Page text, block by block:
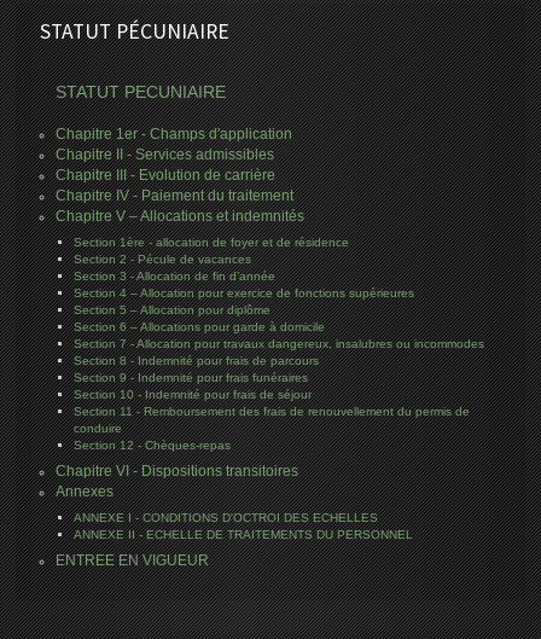
STATUT PÉCUNIAIRE
STATUT PECUNIAIRE
Chapitre 1er - Champs d'application
Chapitre II - Services admissibles
Chapitre III - Evolution de carrière
Chapitre IV - Paiement du traitement
Chapitre V – Allocations et indemnités
Section 1ère - allocation de foyer et de résidence
Section 2 - Pécule de vacances
Section 3 - Allocation de fin d’année
Section 4 – Allocation pour exercice de fonctions supérieures
Section 5 – Allocation pour diplôme
Section 6 – Allocations pour garde à domicile
Section 7 - Allocation pour travaux dangereux, insalubres ou incommodes
Section 8 - Indemnité pour frais de parcours
Section 9 - Indemnité pour frais funéraires
Section 10 - Indemnité pour frais de séjour
Section 11 - Remboursement des frais de renouvellement du permis de
conduire
Section 12 - Chèques-repas
Chapitre VI - Dispositions transitoires
Annexes
ANNEXE I - CONDITIONS D'OCTROI DES ECHELLES
ANNEXE II - ECHELLE DE TRAITEMENTS DU PERSONNEL
ENTREE EN VIGUEUR